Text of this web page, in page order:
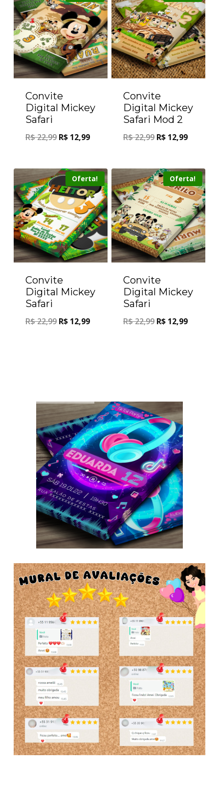
Convite
Digital Mickey
Safari
R$22,99 R$ 12,99
Convite
Digital Mickey
Safari Mod 2
R$22,99 R$ 12,99
Oferta!
Convite
Digital Mickey
Safari
R$22,99 R$ 12,99
Oferta!
Convite
Digital Mickey
Safari
R$22,99 R$ 12,99